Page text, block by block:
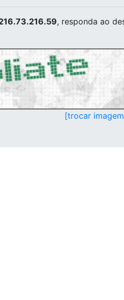
, responda ao
[trocar